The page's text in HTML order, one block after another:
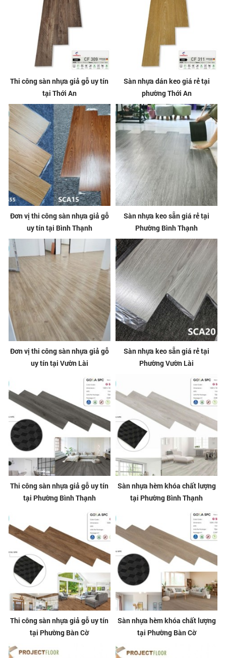
Thi công sàn nhựa giả gỗ uy tín
tại Thới An
Sàn nhựa dán keo giá rẻ tại
phường Thới An
Đơn vị thi công sàn nhựa giả gỗ
uy tín tại Bình Thạnh
Sàn nhựa keo sẵn giá rẻ tại
Phường Bình Thạnh
Đơn vị thi công sàn nhựa giả gỗ
uy tín tại Vườn Lài
Sàn nhựa keo sẵn giá rẻ tại
Phường Vườn Lài
Thi công sàn nhựa giả gỗ uy tín
tại Phường Bình Thạnh
Sàn nhựa hèm khóa chất lượng
tại Phường Bình Thạnh
Thi công sàn nhựa giả gỗ uy tín
tại Phường Bàn Cờ
Sàn nhựa hèm khóa chất lượng
tại Phường Bàn Cờ